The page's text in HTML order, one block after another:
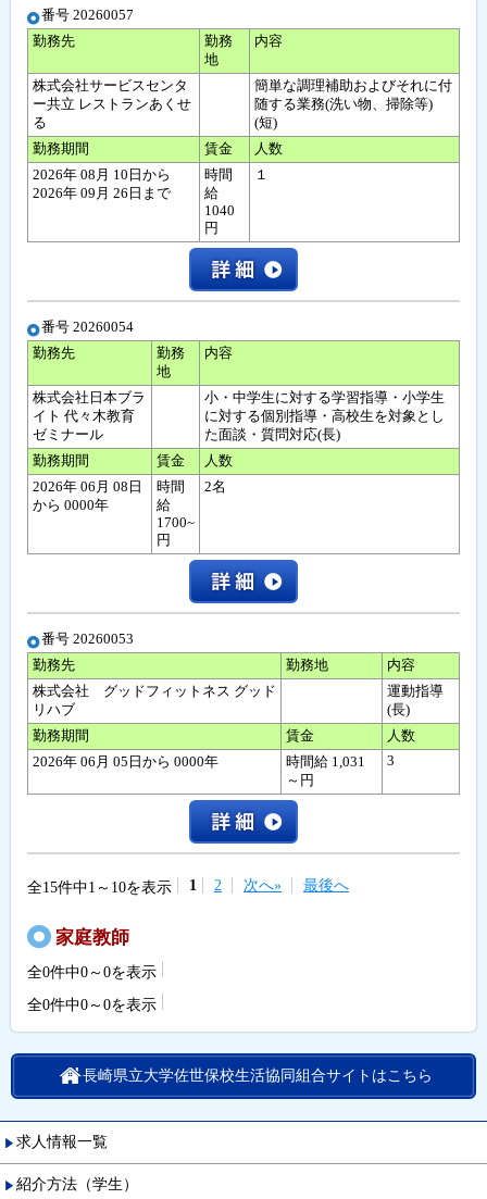
番号 20260057
勤務先
勤務
地
内容
株式会社サービスセンタ
ー共立 レストランあくせ
る
簡単な調理補助およびそれに付
随する業務(洗い物、掃除等)
(短)
勤務期間
賃金
人数
2026年 08月 10日から
2026年 09月 26日まで
時間
給
1040
円
１
番号 20260054
勤務先
勤務
地
内容
株式会社日本ブラ
イト 代々木教育
ゼミナール
小・中学生に対する学習指導・小学生
に対する個別指導・高校生を対象とし
た面談・質問対応(長)
勤務期間
賃金
人数
2026年 06月 08日
から 0000年
時間
給
1700~
円
2名
番号 20260053
勤務先
勤務地
内容
株式会社 グッドフィットネス グッド
リハブ
運動指導
(長)
勤務期間
賃金
人数
2026年 06月 05日から 0000年
時間給 1,031
～円
3
全15件中1～10を表示 1 2 次へ» 最後へ
家庭教師
全0件中0～0を表示
全0件中0～0を表示
長崎県立大学佐世保校生活協同組合サイトはこちら
求人情報一覧
紹介方法（学生）